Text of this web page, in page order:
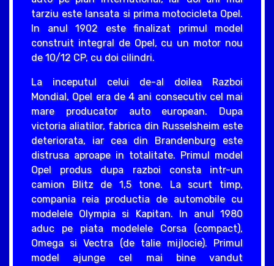
tarziu este lansata si prima motocicleta Opel.
In anul 1902 este finalizat primul model
construit integral de Opel, cu un motor nou
de 10/12 CP, cu doi cilindri.
La inceputul celui de-al doilea Razboi
Mondial, Opel era de 4 ani consecutiv cel mai
mare producator auto european. Dupa
victoria aliatilor, fabrica din Russelsheim este
deteriorata, iar cea din Brandenburg este
distrusa aproape in totalitate. Primul model
Opel produs dupa razboi consta intr-un
camion Blitz de 1,5 tone. La scurt timp,
compania reia productia de automobile cu
modelele Olympia si Kapitan. In anul 1980
aduc pe piata modelele Corsa (compact),
Omega si Vectra (de talie mijlocie). Primul
model ajunge cel mai bine vandut